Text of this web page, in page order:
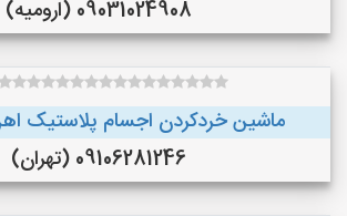
09031024908 (ارومیه)
ماشین خردکردن اجسام پلاستیک
09106281246 (تهران)